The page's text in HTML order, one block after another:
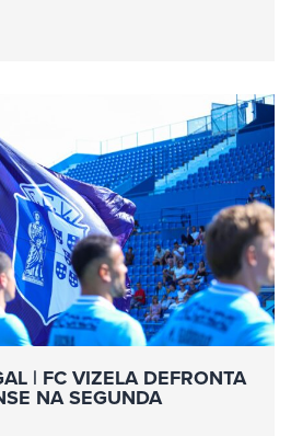
| FC VIZELA DEFRONTA
NA SEGUNDA